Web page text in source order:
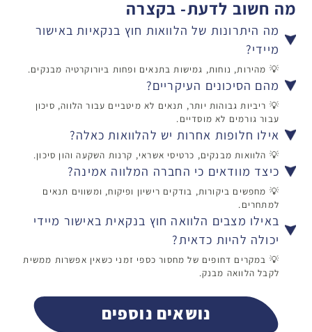
מה חשוב לדעת- בקצרה
מה היתרונות של הלוואות חוץ בנקאיות באישור
מיידי?
💡 מהירות, נוחות, גמישות בתנאים ופחות ביורוקרטיה מבנקים.
מהם הסיכונים העיקריים?
💡 ריביות גבוהות יותר, תנאים לא מיטביים עבור הלווה, סיכון
עבור גורמים לא מוסדיים.
אילו חלופות אחרות יש להלוואות כאלה?
💡 הלוואות מבנקים, כרטיסי אשראי, קרנות השקעה והון סיכון.
כיצד מוודאים כי החברה המלווה אמינה?
💡 מחפשים ביקורות, בודקים רישיון ופיקוח, ומשווים תנאים
למתחרים.
באילו מצבים הלוואה חוץ בנקאית באישור מיידי
יכולה להיות כדאית?
💡 במקרים דחופים של מחסור כספי זמני כשאין אפשרות ממשית
לקבל הלוואה מבנק.
נושאים נוספים